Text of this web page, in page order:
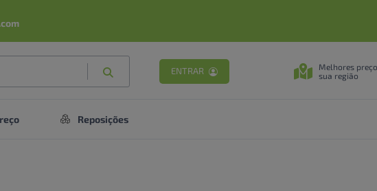
ENTRAR
Melhores
sua região
Reposições